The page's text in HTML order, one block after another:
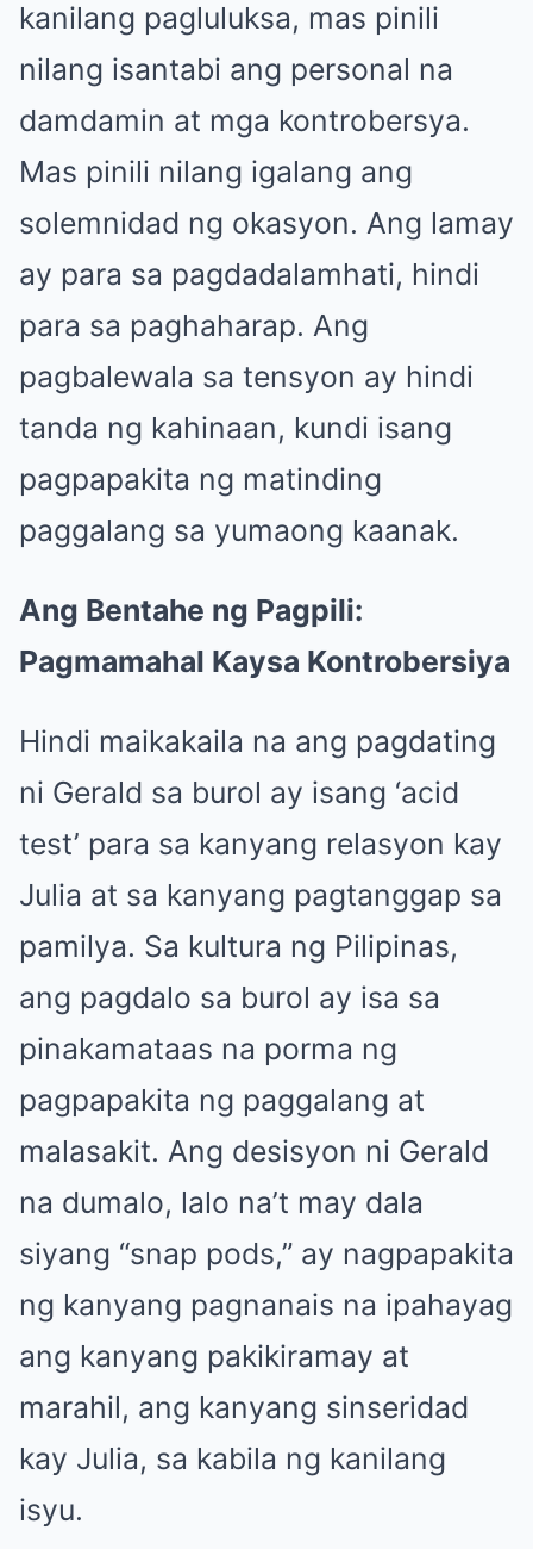
kanilang pagluluksa, mas pinili
nilang isantabi ang personal na
damdamin at mga kontrobersya.
Mas pinili nilang igalang ang
solemnidad ng okasyon. Ang lamay
ay para sa pagdadalamhati, hindi
para sa paghaharap. Ang
pagbalewala sa tensyon ay hindi
tanda ng kahinaan, kundi isang
pagpapakita ng matinding
paggalang sa yumaong kaanak.
Ang Bentahe ng Pagpili:
Pagmamahal Kaysa Kontrobersiya
Hindi maikakaila na ang pagdating
ni Gerald sa burol ay isang ‘acid
test’ para sa kanyang relasyon kay
Julia at sa kanyang pagtanggap sa
pamilya. Sa kultura ng Pilipinas,
ang pagdalo sa burol ay isa sa
pinakamataas na porma ng
pagpapakita ng paggalang at
malasakit. Ang desisyon ni Gerald
na dumalo, lalo na’t may dala
siyang “snap pods,” ay nagpapakita
ng kanyang pagnanais na ipahayag
ang kanyang pakikiramay at
marahil, ang kanyang sinseridad
kay Julia, sa kabila ng kanilang
isyu.